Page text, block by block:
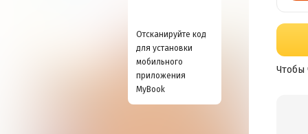
Отсканируйте код
для установки
мобильного
приложения
MyBook
Чтобы